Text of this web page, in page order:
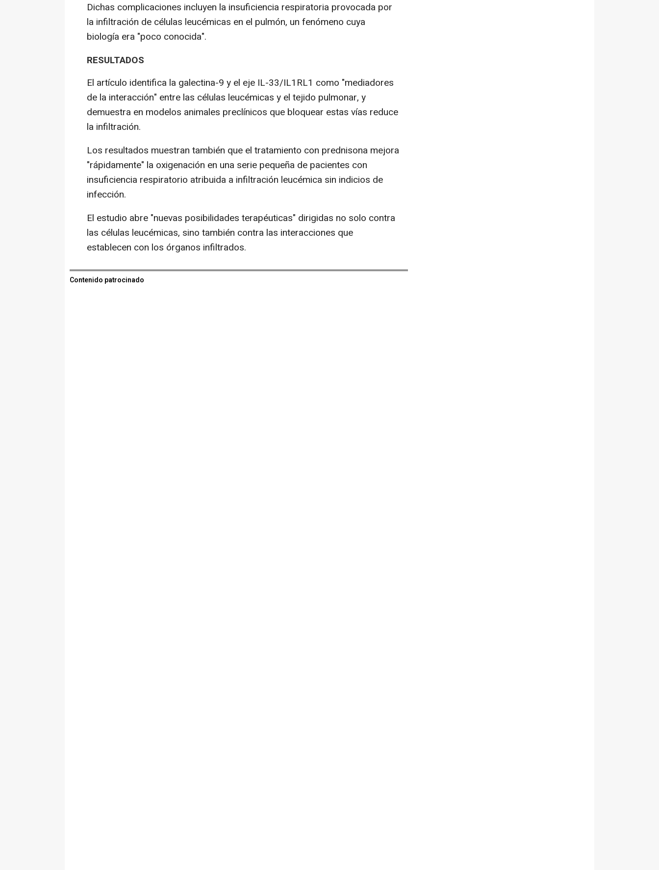
Dichas complicaciones incluyen la insuficiencia respiratoria provocada por
la infiltración de células leucémicas en el pulmón, un fenómeno cuya
biología era "poco conocida".
RESULTADOS
El artículo identifica la galectina-9 y el eje IL-33/IL1RL1 como "mediadores
de la interacción" entre las células leucémicas y el tejido pulmonar, y
demuestra en modelos animales preclínicos que bloquear estas vías reduce
la infiltración.
Los resultados muestran también que el tratamiento con prednisona mejora
"rápidamente" la oxigenación en una serie pequeña de pacientes con
insuficiencia respiratorio atribuida a infiltración leucémica sin indicios de
infección.
El estudio abre "nuevas posibilidades terapéuticas" dirigidas no solo contra
las células leucémicas, sino también contra las interacciones que
establecen con los órganos infiltrados.
Contenido patrocinado